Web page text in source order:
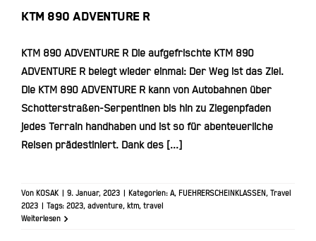
KTM 890 ADVENTURE R
KTM 890 ADVENTURE R Die aufgefrischte KTM 890
ADVENTURE R belegt wieder einmal: Der Weg ist das Ziel.
Die KTM 890 ADVENTURE R kann von Autobahnen über
Schotterstraßen-Serpentinen bis hin zu Ziegenpfaden
jedes Terrain handhaben und ist so für abenteuerliche
Reisen prädestiniert. Dank des [...]
Von KOSAK 9. Januar, 2023 Kategorien: A, FUEHRERSCHEINKLASSEN,
Travel
2023
Tags: 2023, adventure, ktm, travel
Weiterlesen